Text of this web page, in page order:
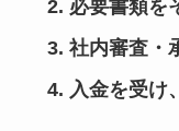
必要書類を
社内審査・
入金を受け